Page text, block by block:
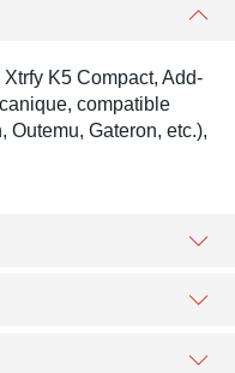
K5 Compact, Add-
compatible
Outemu, Gateron, etc.),